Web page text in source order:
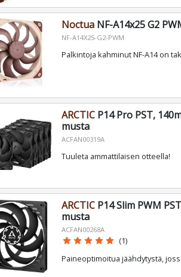
NoctuaNF-A14x25 G2
NF-A14X25-G2-PWM
Palkintoja kahminut NF-A14 on
ARCTICP14 Pro PST,
musta
ACFAN00319A
Tuuleta ammattilaisen otteella!
ARCTICP14 Slim PWM
musta
ACFAN00268A
star star star star star (1)
Paineoptimoitua jäähdytystä,